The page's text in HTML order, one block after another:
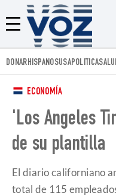
Menú
Voz.us
DONARHISPANOSUSAPOLITICA
ECONOMÍA
'Los Angeles
de su plantilla
El diario californiano
total de 115